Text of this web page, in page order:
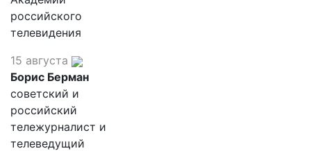
российского
телевидения
15 августа
Борис Берман
советский и
российский
тележурналист и
телеведущий